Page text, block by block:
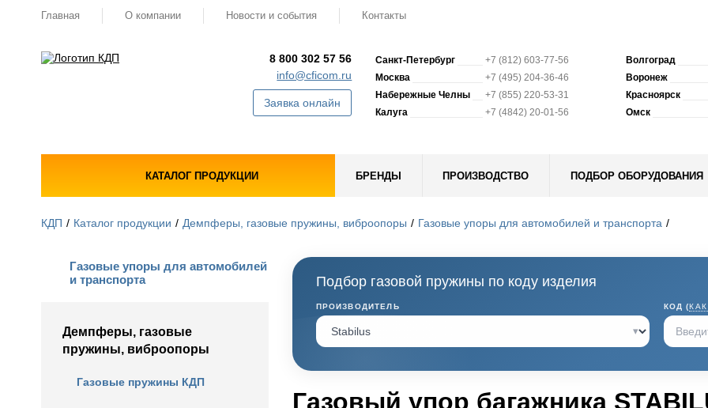
Главная О компании Новости и события Контакты
8 800 302 57 56
info@cficom.ru
Заявка онлайн
Санкт-Петербург
+7 (812) 603-77-56
Москва
+7 (495) 204-36-46
Набережные Челны
+7 (855) 220-53-31
Калуга
+7 (4842) 20-01-56
Волгоград
Воронеж
Красноярск
Омск
КАТАЛОГ ПРОДУКЦИИ БРЕНДЫ ПРОИЗВОДСТВО ПОДБОР ОБОРУДОВАНИЯ
КДП Каталог продукции Демпферы, газовые пружины, виброопоры Газовые упоры для автомобилей и транспорта
Газовые упоры для автомобилей
и транспорта
Демпферы, газовые
пружины, виброопоры
Газовые пружины КДП
Подбор газовой пружины по коду изделия
ПРОИЗВОДИТЕЛЬ
▾
КОД (
Газовый упор багажника